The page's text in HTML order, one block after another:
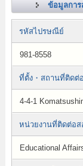
ข้อมูลการ
รหัสไปรษณีย์
981-8558
ที่ตั้ง・สถานที่ติดต่
4-4-1
หน่วยงานที่ติดต่อส
Educational